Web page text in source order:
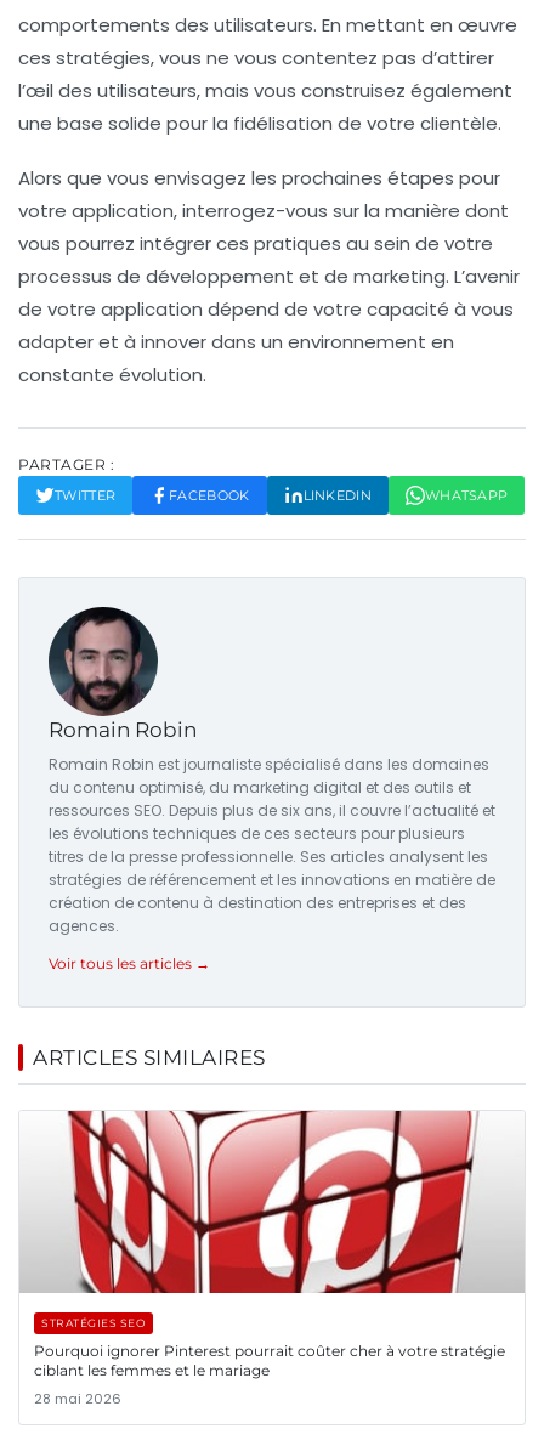
comportements des utilisateurs. En mettant en œuvre
ces stratégies, vous ne vous contentez pas d’attirer
l’œil des utilisateurs, mais vous construisez également
une base solide pour la fidélisation de votre clientèle.
Alors que vous envisagez les prochaines étapes pour
votre application, interrogez-vous sur la manière dont
vous pourrez intégrer ces pratiques au sein de votre
processus de développement et de marketing. L’avenir
de votre application dépend de votre capacité à vous
adapter et à innover dans un environnement en
constante évolution.
PARTAGER :
TWITTER FACEBOOK LINKEDIN WHATSAPP
Romain Robin
Romain Robin est journaliste spécialisé dans les domaines
du contenu optimisé, du marketing digital et des outils et
ressources SEO. Depuis plus de six ans, il couvre l’actualité et
les évolutions techniques de ces secteurs pour plusieurs
titres de la presse professionnelle. Ses articles analysent les
stratégies de référencement et les innovations en matière de
création de contenu à destination des entreprises et des
agences.
Voir tous les articles →
ARTICLES SIMILAIRES
STRATÉGIES SEO
Pourquoi ignorer Pinterest pourrait coûter cher à votre stratégie
ciblant les femmes et le mariage
28 mai 2026